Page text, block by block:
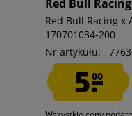
Red Bull Racing
Red Bull Racing x
170701034-200
Nr artykułu:
5.00